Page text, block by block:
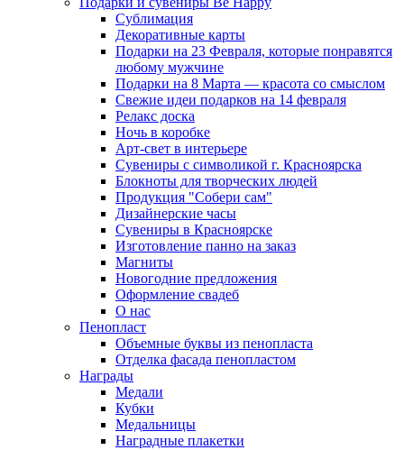
Сублимация
Декоративные карты
Подарки на 23 Февраля, которые понравятся
любому мужчине
Подарки на 8 Марта — красота со смыслом
Свежие идеи подарков на 14 февраля
Релакс доска
Ночь в коробке
Арт-свет в интерьере
Сувениры с символикой г. Красноярска
Блокноты для творческих людей
Продукция "Собери сам"
Дизайнерские часы
Сувениры в Красноярске
Изготовление панно на заказ
Магниты
Новогодние предложения
Оформление свадеб
О нас
Пенопласт
Объемные буквы из пенопласта
Отделка фасада пенопластом
Награды
Медали
Кубки
Медальницы
Наградные плакетки